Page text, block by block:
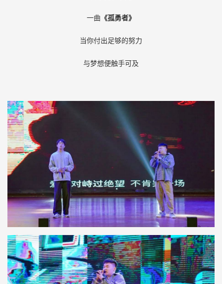
一曲 《孤勇者》
当你付出足够的努力
与梦想便触手可及